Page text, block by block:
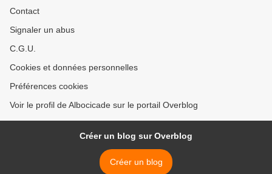
Contact
Signaler un abus
C.G.U.
Cookies et données personnelles
Préférences cookies
Voir le profil de Albocicade sur le portail Overblog
Créer un blog sur Overblog
Créer un blog